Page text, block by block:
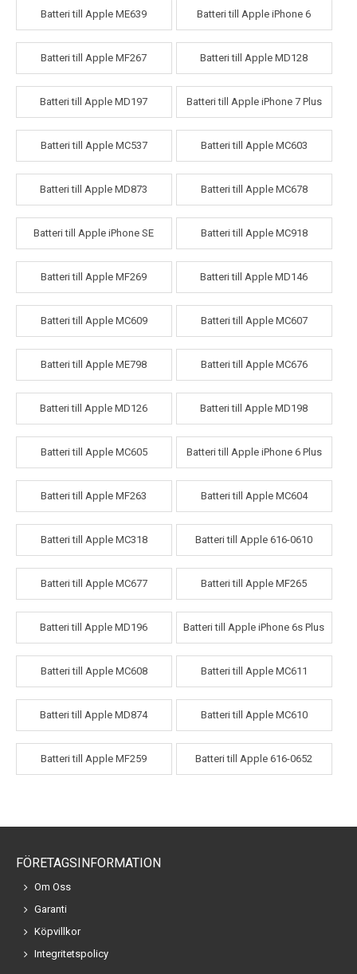
Batteri till Apple ME639 Batteri till Apple iPhone 6
Batteri till Apple MF267 Batteri till Apple MD128
Batteri till Apple MD197 Batteri till Apple iPhone 7 Plus
Batteri till Apple MC537 Batteri till Apple MC603
Batteri till Apple MD873 Batteri till Apple MC678
Batteri till Apple iPhone SE Batteri till Apple MC918
Batteri till Apple MF269 Batteri till Apple MD146
Batteri till Apple MC609 Batteri till Apple MC607
Batteri till Apple ME798 Batteri till Apple MC676
Batteri till Apple MD126 Batteri till Apple MD198
Batteri till Apple MC605 Batteri till Apple iPhone 6 Plus
Batteri till Apple MF263 Batteri till Apple MC604
Batteri till Apple MC318 Batteri till Apple 616-0610
Batteri till Apple MC677 Batteri till Apple MF265
Batteri till Apple MD196 Batteri till Apple iPhone 6s Plus
Batteri till Apple MC608 Batteri till Apple MC611
Batteri till Apple MD874 Batteri till Apple MC610
Batteri till Apple MF259 Batteri till Apple 616-0652
FÖRETAGSINFORMATION
Om Oss
Garanti
Köpvillkor
Integritetspolicy